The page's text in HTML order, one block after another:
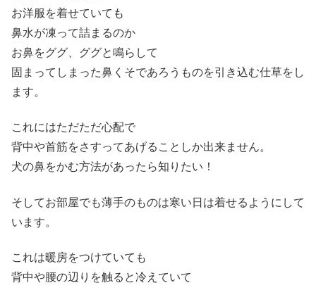
お洋服を着せていても
鼻水が凍って詰まるのか
お鼻をググ、ググと鳴らして
固まってしまった鼻くそであろうものを引き込む仕草をし
ます。
これにはただただ心配で
背中や首筋をさすってあげることしか出来ません。
犬の鼻をかむ方法があったら知りたい！
そしてお部屋でも薄手のものは寒い日は着せるようにして
います。
これは暖房をつけていても
背中や腰の辺りを触ると冷えていて